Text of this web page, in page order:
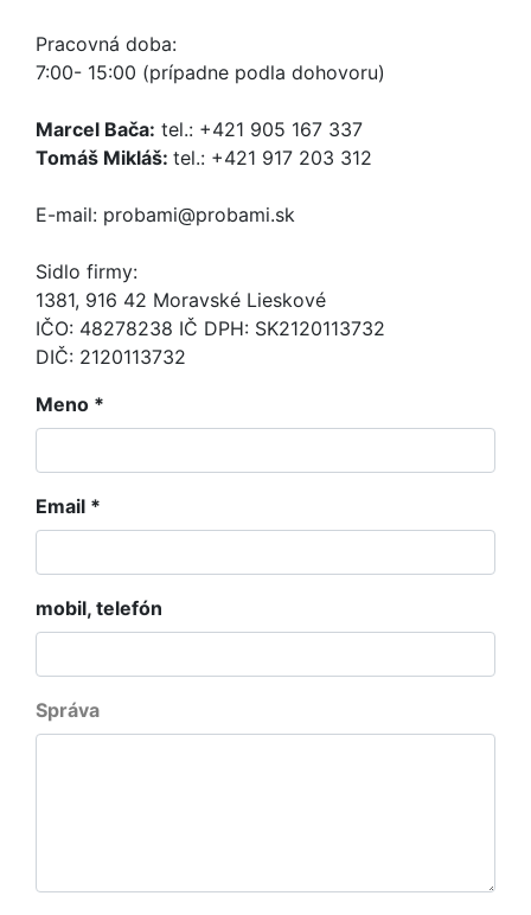
Pracovná doba:
7:00- 15:00 (prípadne podla dohovoru)
Marcel Bača: tel.: +421 905 167 337
Tomáš Mikláš: tel.: +421 917 203 312
E-mail: probami@probami.sk
Sidlo firmy:
1381, 916 42 Moravské Lieskové
IČO: 48278238 IČ DPH: SK2120113732
DIČ: 2120113732
Meno *
Email *
mobil, telefón
Správa